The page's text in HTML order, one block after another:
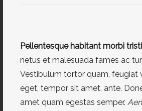
Pellentesque habitant morbi
netus et malesuada fames ac
Vestibulum tortor quam, feugiat
eget, tempor sit amet, ante.
amet quam egestas semper.